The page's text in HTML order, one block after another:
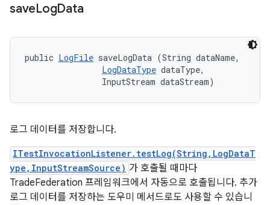
saveLogData
public LogFile saveLogData (String dataName,
LogDataType dataType,
                InputStream dataStream)
로그 데이터를 저장합니다.
ITestInvocationListener.testLog(String,LogDataT
ype,InputStreamSource) 가 호출될 때마다
TradeFederation 프레임워크에서 자동으로 호출됩니다. 추가
로그 데이터를 저장하는 도우미 메서드로도 사용할 수 있습니